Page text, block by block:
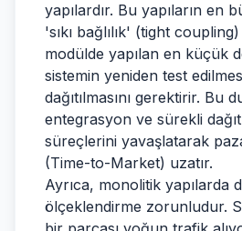
yapılardır. Bu yapıların en
'sıkı bağlılık' (tight
modülde yapılan en küçük
sistemin yeniden test
dağıtılmasını gerektirir. Bu
entegrasyon ve sürekli
süreçlerini yavaşlatarak
(Time-to-Market) uzatır.
Ayrıca, monolitik yapılarda
ölçeklendirme zorunludur.